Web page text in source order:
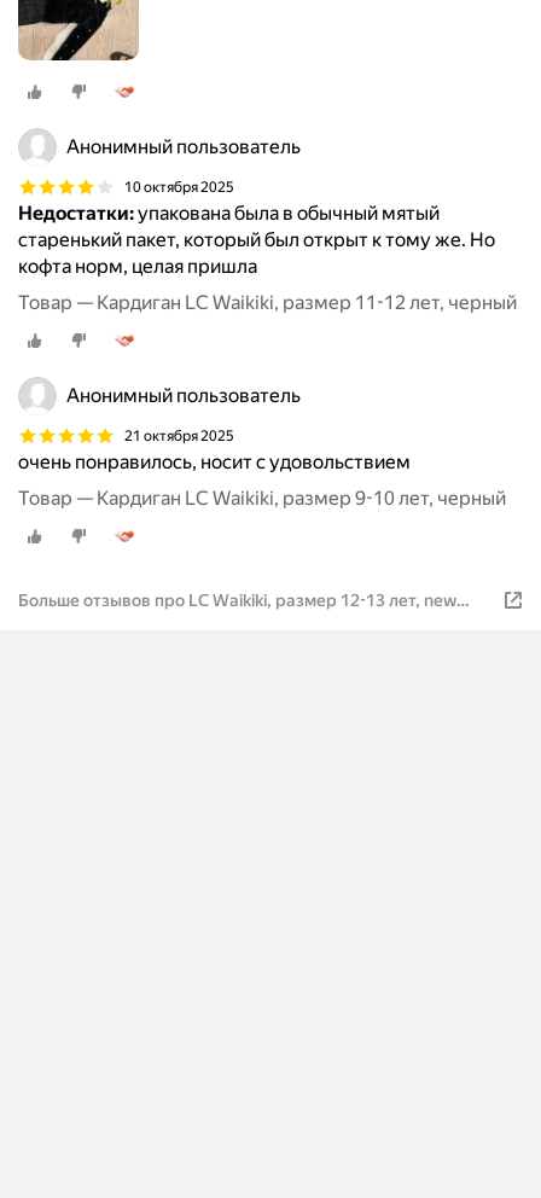
Анонимный пользователь
10 октября 2025
Недостатки:упакована была в обычный мятый
старенький пакет, который был открыт к тому же. Но
кофта норм, целая пришла
Товар — Кардиган LC Waikiki, размер 11-12 лет, черный
Анонимный пользователь
21 октября 2025
очень понравилось, носит с удовольствием
Товар — Кардиган LC Waikiki, размер 9-10 лет, черный
Больше отзывов про LC Waikiki, размер 12-13 лет, new